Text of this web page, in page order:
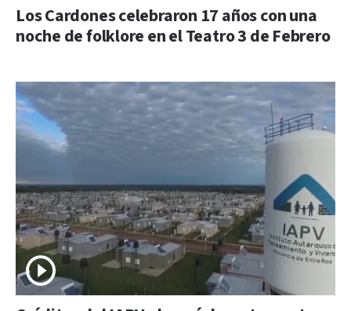
Los Cardones celebraron 17 años con una
noche de folklore en el Teatro 3 de Febrero